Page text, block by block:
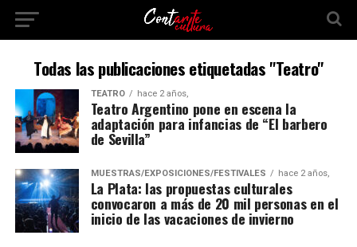
Todas las publicaciones etiquetadas "Teatro"
TEATRO hace 2 años,
Teatro Argentino pone en escena la
adaptación para infancias de “El barbero
de Sevilla”
MUESTRAS/EXPOSICIONES/FESTIVALES hace 2 años,
La Plata: las propuestas culturales
convocaron a más de 20 mil personas en el
inicio de las vacaciones de invierno